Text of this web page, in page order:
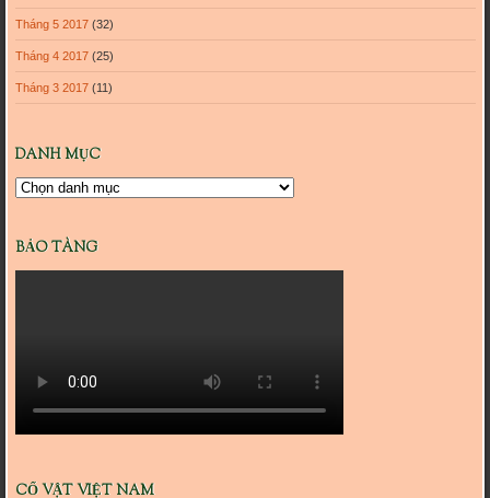
Tháng 5 2017(32)
Tháng 4 2017(25)
Tháng 3 2017(11)
DANH MỤC
Danh
BẢO TÀNG
CỔ VẬT VIỆT NAM